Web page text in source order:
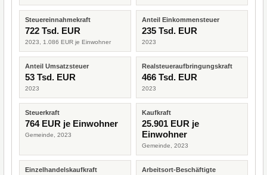
Steuereinnahmekraft
722 Tsd. EUR
2023, 1.086 EUR je Einwohner
Anteil Einkommensteuer
235 Tsd. EUR
2023
Anteil Umsatzsteuer
53 Tsd. EUR
2023
Realsteueraufbringungskraft
466 Tsd. EUR
2023
Steuerkraft
764 EUR je Einwohner
Gemeinde, 2023
Kaufkraft
25.901 EUR je
Einwohner
Gemeinde, 2023
Einzelhandelskaufkraft Arbeitsort-Beschäftigte